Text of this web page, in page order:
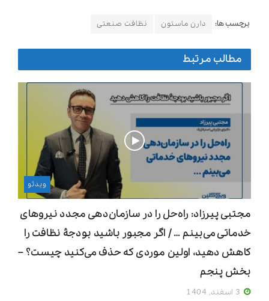
برچسب ها: دارن ماستون نظافت صنعتی
مطالب مرتبط
ویدئو
مجتبی پیرزاد: راه‌حل را در سازمان‌دهی مجدد نیروهای
خدماتی می‌بینم … / اگر مجبور باشید بودجۀ نظافت را
کاهش دهید، اولین موردی که حذف می‌کنید چیست؟ –
بخش پنجم